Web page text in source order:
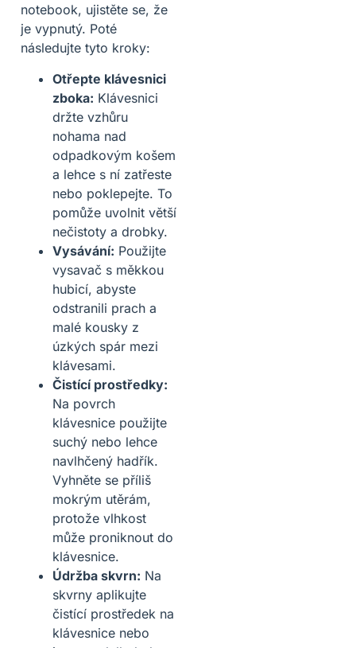
notebook, ujistěte se, že
je vypnutý. Poté
následujte tyto kroky:
Otřepte klávesnici
zboka: Klávesnici
držte vzhůru
nohama nad
odpadkovým košem
a lehce s ní zatřeste
nebo poklepejte. To
pomůže uvolnit větší
nečistoty a drobky.
Vysávání: Použijte
vysavač s měkkou
hubicí, abyste
odstranili prach a
malé kousky z
úzkých spár mezi
klávesami.
Čistící prostředky:
Na povrch
klávesnice použijte
suchý nebo lehce
navlhčený hadřík.
Vyhněte se příliš
mokrým utěrám,
protože vlhkost
může proniknout do
klávesnice.
Údržba skvrn: Na
skvrny aplikujte
čistící prostředek na
klávesnice nebo